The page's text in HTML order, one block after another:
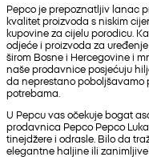
Pepco je prepoznatljiv lanac
kvalitet proizvoda s niskim
kupovine za cijelu porodicu.
odjeće i proizvoda za
širom Bosne i Hercegovine i
naše prodavnice posjećuju
da neprestano
potrebama.
U Pepcu vas očekuje bogat
prodavnica Pepco Pepco
tinejdžere i odrasle. Bilo da
elegantne haljine ili